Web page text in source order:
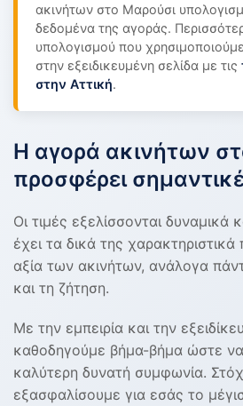
ακινήτων στο Μαρούσι
δεδομένα της αγοράς.
υπολογισμού που
στην εξειδικευμένη σελίδα με τις
στην Αττική.
Η αγορά ακινήτων
προσφέρει
Οι τιμές εξελίσσονται δυναμικά
έχει τα δικά της
αξία των ακινήτων, ανάλογα
και τη ζήτηση.
Με την εμπειρία και την
καθοδηγούμε βήμα-βήμα ώστε
καλύτερη δυνατή συμφωνία.
εξασφαλίσουμε για εσάς το